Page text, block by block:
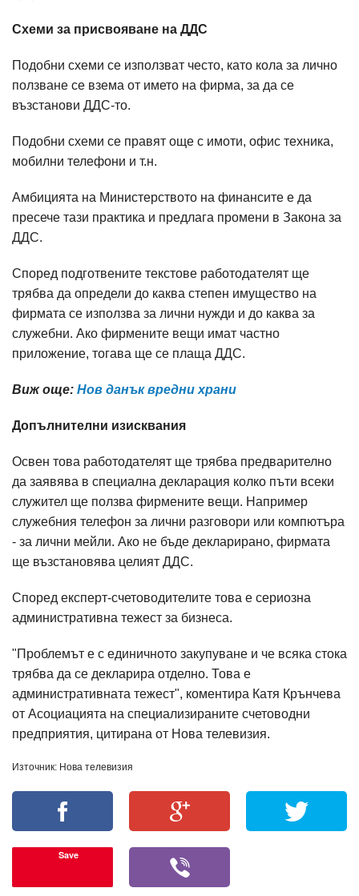
Схеми за присвояване на ДДС
Подобни схеми се използват често, като кола за лично
ползване се взема от името на фирма, за да се
възстанови ДДС-то.
Подобни схеми се правят още с имоти, офис техника,
мобилни телефони и т.н.
Амбицията на Министерството на финансите е да
пресече тази практика и предлага промени в Закона за
ДДС.
Според подготвените текстове работодателят ще
трябва да определи до каква степен имущество на
фирмата се използва за лични нужди и до каква за
служебни. Ако фирмените вещи имат частно
приложение, тогава ще се плаща ДДС.
Виж още: Нов данък вредни храни
Допълнителни изисквания
Освен това работодателят ще трябва предварително
да заявява в специална декларация колко пъти всеки
служител ще ползва фирмените вещи. Например
служебния телефон за лични разговори или компютъра
- за лични мейли. Ако не бъде декларирано, фирмата
ще възстановява целият ДДС.
Според експерт-счетоводителите това е сериозна
административна тежест за бизнеса.
"Проблемът е с единичното закупуване и че всяка стока
трябва да се декларира отделно. Това е
административната тежест", коментира Катя Крънчева
от Асоциацията на специализираните счетоводни
предприятия, цитирана от Нова телевизия.
Източник: Нова телевизия
Save